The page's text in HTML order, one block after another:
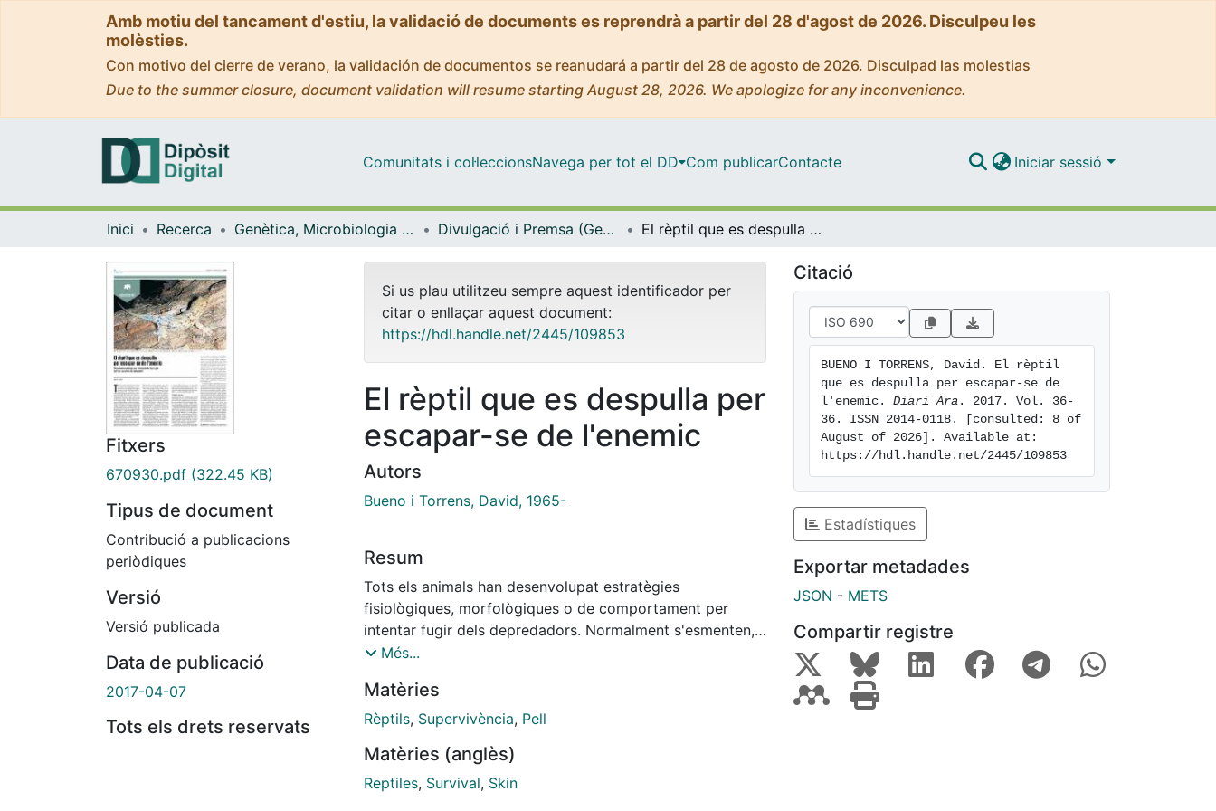
Amb motiu del tancament d'estiu, la validació de documents es reprendrà a partir del 28 d'agost de 2026. Disculpeu les
molèsties.
Con motivo del cierre de verano, la validación de documentos se reanudará a partir del 28 de agosto de 2026. Disculpad las molestias
Due to the summer closure, document validation will resume starting August 28, 2026. We apologize for any inconvenience.
Comunitats i col·leccionsNavega per tot el DD Com publicarContacte Iniciar sessió
Inici Recerca Genètica, Microbiologia i Estadística Divulgació i Premsa (Genètica, Microbiologia i Estadística) El rèptil que es despulla per escapar-se de l'enemic
Fitxers
670930.pdf (322.45 KB)
Tipus de document
Contribució a publicacions
periòdiques
Versió
Versió publicada
Data de publicació
2017-04-07
Tots els drets reservats
Si us plau utilitzeu sempre aquest identificador per
citar o enllaçar aquest document:
https://hdl.handle.net/2445/109853
El rèptil que es despulla per
escapar-se de l'enemic
Autors
Bueno i Torrens, David, 1965-
Resum
Tots els animals han desenvolupat estratègies
fisiològiques, morfològiques o de comportament per
intentar fugir dels depredadors. Normalment s'esmenten,
com a exemples, alguns amfibis que tenen toxines a la
color, o les sargantanes, que es poden desprendre de la
cua per fugir. Mark D. Scherz i els seus col·laboradors, de
Units, han descrit una nova espècie de rèptil que pertany
a la infraordre dels gecònids. Es tracta d'un dragó capaç
Més...
Matèries
Rèptils, Supervivència, Pell
Matèries (anglès)
Reptiles, Survival, Skin
Citació
BUENO I TORRENS, David. El rèptil
que es despulla per escapar-se de
l'enemic. Diari Ara . 2017. Vol. 36-
36. ISSN 2014-0118. [consulted: 8 of
August of 2026]. Available at:
https://hdl.handle.net/2445/109853
Estadístiques
Exportar metadades
JSON - METS
Compartir registre